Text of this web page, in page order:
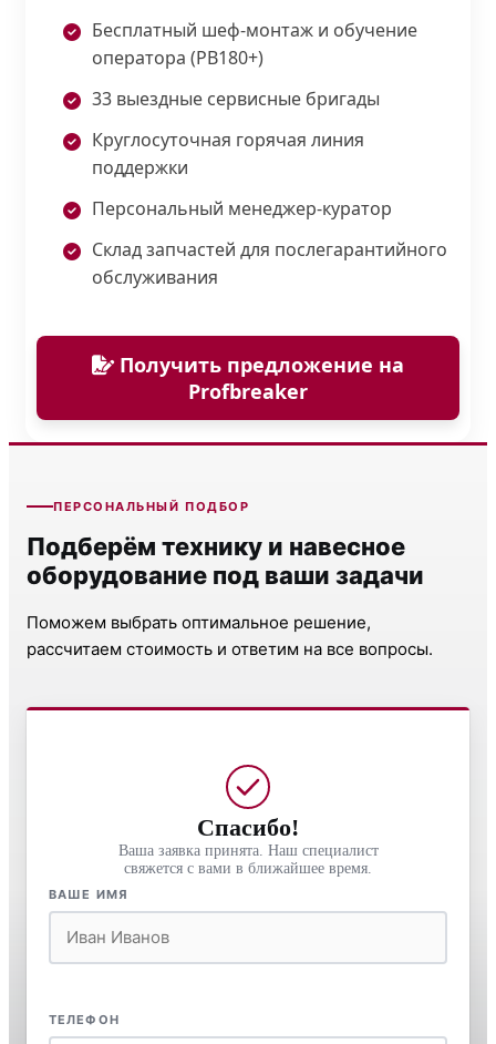
Бесплатный шеф-монтаж и обучение
оператора (PB180+)
33 выездные сервисные бригады
Круглосуточная горячая линия
поддержки
Персональный менеджер-куратор
Склад запчастей для послегарантийного
обслуживания
Получить предложение на
Profbreaker
ПЕРСОНАЛЬНЫЙ ПОДБОР
Подберём технику и навесное
оборудование под ваши задачи
Поможем выбрать оптимальное решение,
рассчитаем стоимость и ответим на все вопросы.
Спасибо!
Ваша заявка принята. Наш специалист
свяжется с вами в ближайшее время.
ВАШЕ ИМЯ
ТЕЛЕФОН